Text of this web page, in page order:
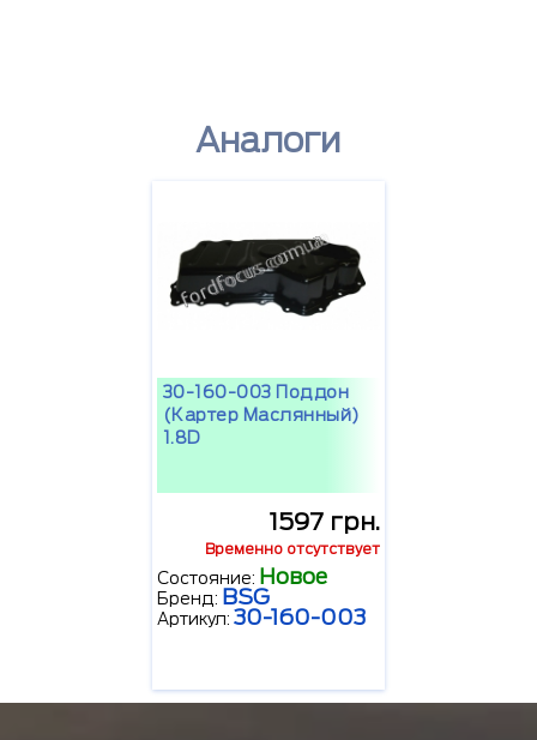
Аналоги
30-160-003 Поддон
(картер Маслянный)
1.8D
1597 грн.
Временно отсутствует
Состояние: Новое
Бренд: BSG
Артикул: 30-160-003